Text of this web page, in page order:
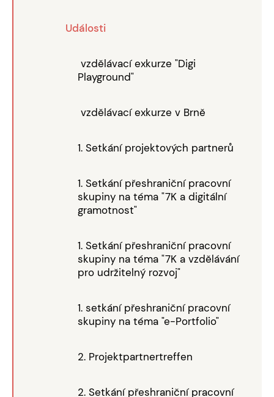
Události
vzdělávací exkurze "Digi
Playground"
vzdělávací exkurze v Brně
1. Setkání projektových partnerů
1. Setkání přeshraniční pracovní
skupiny na téma "7K a digitální
gramotnost"
1. Setkání přeshraniční pracovní
skupiny na téma "7K a vzdělávání
pro udržitelný rozvoj"
1. setkání přeshraniční pracovní
skupiny na téma "e-Portfolio"
2. Projektpartnertreffen
2. Setkání přeshraniční pracovní